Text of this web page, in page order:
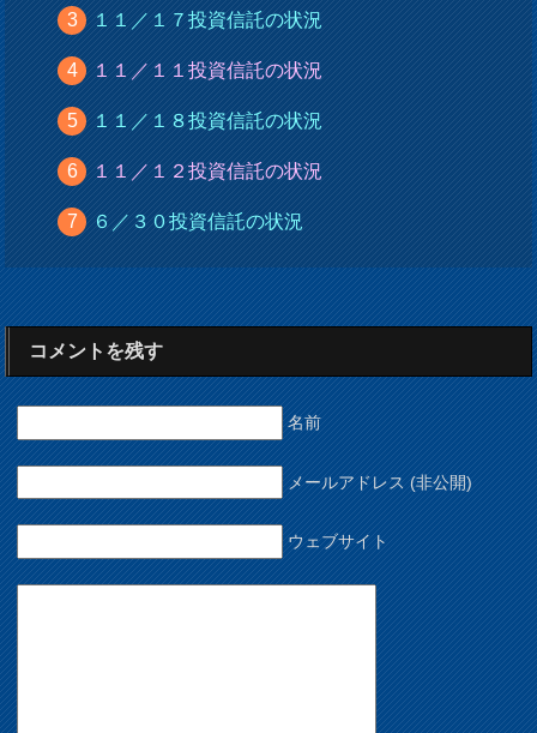
１１／１７投資信託の状況
１１／１１投資信託の状況
１１／１８投資信託の状況
１１／１２投資信託の状況
６／３０投資信託の状況
コメントを残す
名前
メールアドレス (非公開)
ウェブサイト